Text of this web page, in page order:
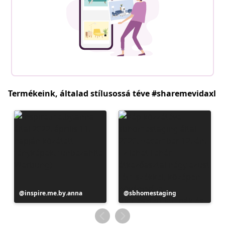
Termékeink, általad stílusossá téve #sharemevidaxl
Bejegyzés
közzétevője
inspire.me.by.anna
Bejegyzés
közzétevője
sbhomestaging